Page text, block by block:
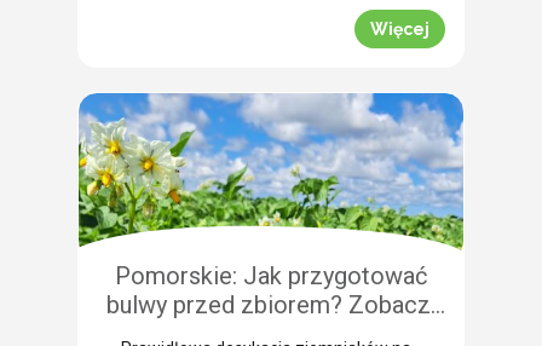
natychmiastowe zabezpieczenie
Uszkodzona skórka to otwarta droga
dla patogenów grzybowych, które
potrafią zniszczyć owoce tuż przed
zbiorem. Nasza ekspertka Justyna
Wasiak ostrzega przed nadchodzącym
frontem burzowym i wskazuje
skuteczne rozwiązanie interwencyjne.
Więcej
Pomorskie: Jak przygotować
bulwy przed zbiorem? Zobacz,
jak przebiega profesjonalna